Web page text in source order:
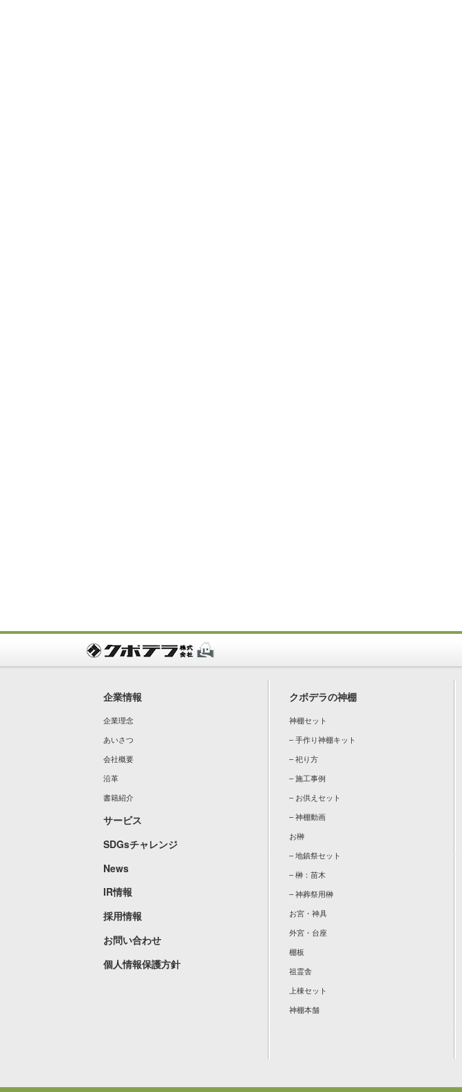
企業情報
企業理念
あいさつ
会社概要
沿革
書籍紹介
サービス
SDGsチャレンジ
News
IR情報
採用情報
お問い合わせ
個人情報保護方針
クボデラの神棚
神棚セット
– 手作り神棚キット
– 祀り方
– 施工事例
– お供えセット
– 神棚動画
お榊
– 地鎮祭セット
– 榊：苗木
– 神葬祭用榊
お宮・神具
外宮・台座
棚板
祖霊舎
上棟セット
神棚本舗